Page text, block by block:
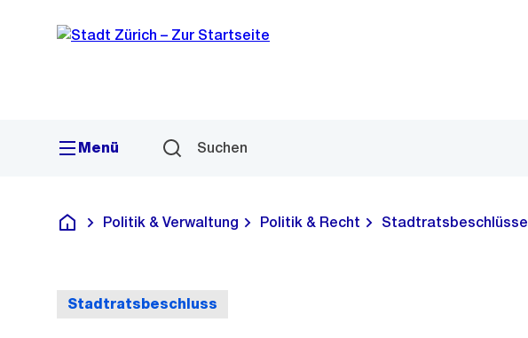
Navigation
Sprunglink
Menü Suchen
Deutsch
Politik & Verwaltung Politik & Recht Stadtratsbeschlüsse
Stadtratsbeschluss